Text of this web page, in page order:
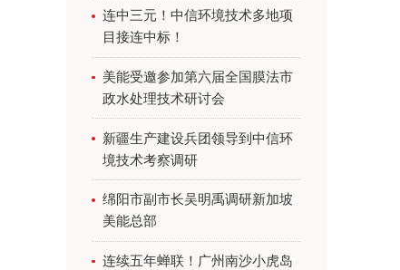
连中三元！中信环境技术多地项
目接连中标！
美能受邀参加第六届全国膜法市
政水处理技术研讨会
新疆生产建设兵团领导到中信环
境技术考察调研
绵阳市副市长吴明禹调研新加坡
美能总部
连续五年蝉联！广州南沙小虎岛